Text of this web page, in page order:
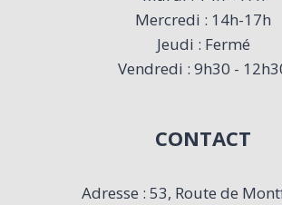
Mercredi : 14h-17h
Jeudi : Fermé
Vendredi : 9h30 -
CONTACT
Adresse : 53, Route de